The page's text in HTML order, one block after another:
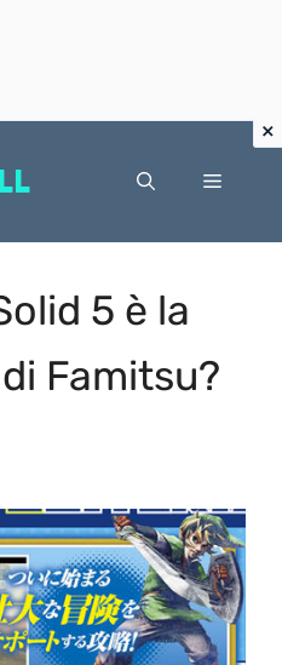
Menu
5 è la
Famitsu?